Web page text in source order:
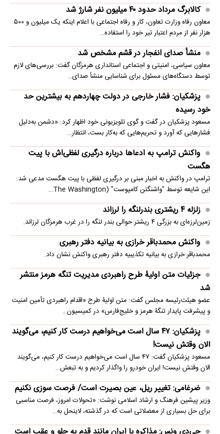
کالابرگ مرداد حدود ۴۰‌ میلیون نفر شارژ شد
معاون رفاه وزارت تعاون، کار و رفاه اجتماعی با اعلام اینکه یک میلیون و ۵۰۰
هزار نفر از مردم اعتبار تیر خود را استفاده…
منشأ صدای انفجار در قشم مشخص شد
معاون سیاسی، امنیتی و اجتماعی استانداری هرمزگان گفت: بررسی‌های لازم
توسط دستگاه‌های مسئول برای شناسایی منشأ صدای…
پزشکیان: فشار خارجی در دولت چهاردهم به بیشترین حد
خود رسیده
مسعود پزشکیان در گفت و گوی تلویزیونی خود اظهار کرد: «دشمن به‌دلیل
فشارهایی که آورد و تحریم‌هایی که به‌کار بست، انتظار…
واکنش ترامپ به ادعاها درباره درگیری لفظی‌اش با پیت
هگست
ترامپ در واکنش به اخبار مبنی بر درگیری لفظی با پیت هگست مدعی شد:
این شایعه توسط "واشنگتن کامپوست" (The Washington…
زلزله ۴ ریشتری بندرلنگه را لرزاند
زمین‌لرزه‌ای به بزرگی ۴ ریشتر حوالی بندر لنگه را در غرب هرمزگان لرزاند.
واکنش محمدباقر خرازی به بیانیه دفتر رهبری
محمدباقر خرازی به بیانیه تکذیبیه دفتر رهبری واکنش نشان داد.
جزئیات متن اولیۀ طرح راهبردی مدیریت تنگه هرمز منتشر
شد
عضو هیئت‌رئیسه مجلس گفت: متن اولیۀ طرح «اقدام راهبردی تأمین امنیت
و پیشرفت پایدار تنگۀ هرمز و خلیج‌فارس» در کمیسیون…
پزشکیان: ۴۷ سال است می‌خواهیم درست کار کنیم، می‌گویند
الان وقتش نیست!
مسعود پزشکیان گفت: ۴۷ سال است می‌خواهیم درست کار کنیم، می‌گویند
الان وقتش نیست! ایران خودرو را واگذار کردیم و به تبعش…
ضرغامی: تغییر ریل، عین بصیرت است/ فرصت سوزی نکنیم
وزیر پیشین فرهنگ و ارشاد اسلامی نوشت: «تحولات امروز، فرصت مناسبی
برای حل بسیاری از معضلاتی‌ است که در گذشته، لاینحل به…